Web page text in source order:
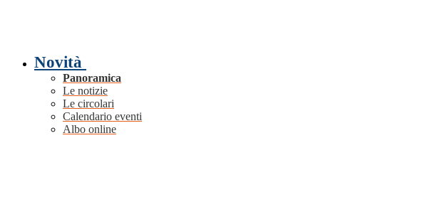
Novità
Panoramica
Le notizie
Le circolari
Calendario eventi
Albo online